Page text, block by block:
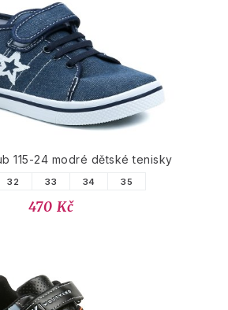
115-24 modré dětské tenisky
32 33 34 35
470 Kč